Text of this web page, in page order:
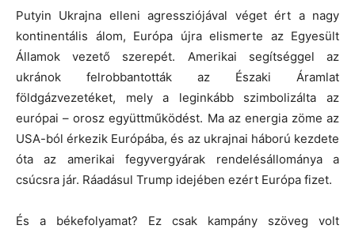
Putyin Ukrajna elleni agressziójával véget ért a nagy
kontinentális álom, Európa újra elismerte az Egyesült
Államok vezető szerepét. Amerikai segítséggel az
ukránok felrobbantották az Északi Áramlat
földgázvezetéket, mely a leginkább szimbolizálta az
európai – orosz együttműködést. Ma az energia zöme az
USA-ból érkezik Európába, és az ukrajnai háború kezdete
óta az amerikai fegyvergyárak rendelésállománya a
csúcsra jár. Ráadásul Trump idejében ezért Európa fizet.
És a békefolyamat? Ez csak kampány szöveg volt